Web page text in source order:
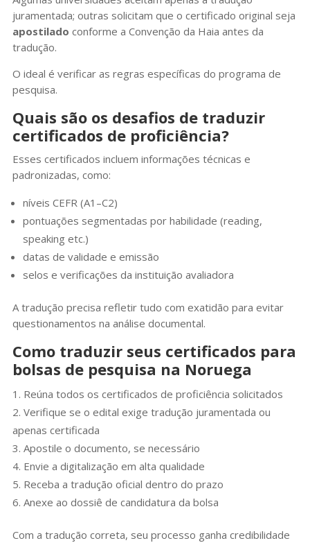
juramentada; outras solicitam que o certificado original seja
apostilado conforme a Convenção da Haia antes da
tradução.
O ideal é verificar as regras específicas do programa de
pesquisa.
Quais são os desafios de traduzir
certificados de proficiência?
Esses certificados incluem informações técnicas e
padronizadas, como:
níveis CEFR (A1–C2)
pontuações segmentadas por habilidade (reading,
speaking etc.)
datas de validade e emissão
selos e verificações da instituição avaliadora
A tradução precisa refletir tudo com exatidão para evitar
questionamentos na análise documental.
Como traduzir seus certificados para
bolsas de pesquisa na Noruega
Reúna todos os certificados de proficiência solicitados
Verifique se o edital exige tradução juramentada ou
apenas certificada
Apostile o documento, se necessário
Envie a digitalização em alta qualidade
Receba a tradução oficial dentro do prazo
Anexe ao dossiê de candidatura da bolsa
Com a tradução correta, seu processo ganha credibilidade